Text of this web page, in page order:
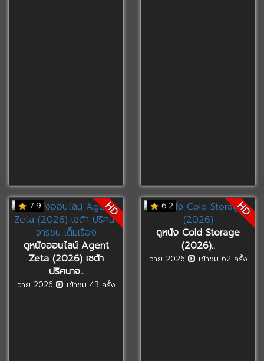
7.9 HD
ดูหนังออนไลน์ Agent
Zeta (2026) เซต้า
ปริศนาจ..
ฉาย 2026 เข้าชม 43 ครั้ง
6.2 HD
ดูหนัง Cold Storage
(2026)..
ฉาย 2026 เข้าชม 62 ครั้ง